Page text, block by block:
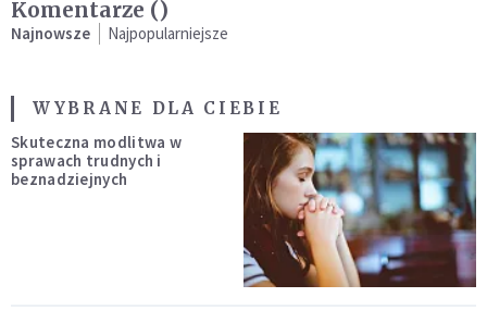
Komentarze ()
Najnowsze Najpopularniejsze
WYBRANE DLA CIEBIE
Skuteczna modlitwa w
sprawach trudnych i
beznadziejnych